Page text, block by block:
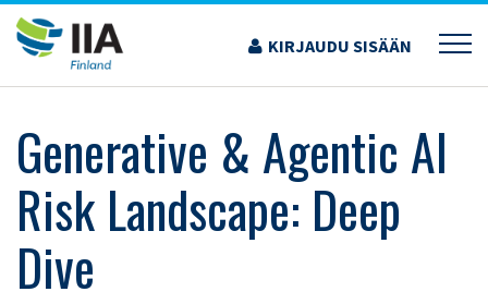
Siirry
sisältöön
KIRJAUDU SISÄÄN
›KOULUTUS JA TAPAHTUMAT
GENERATIVE & AGENTIC AI RISK LANDSCAPE:
DEEP DIVE
Generative & Agentic AI
Risk Landscape: Deep
Dive